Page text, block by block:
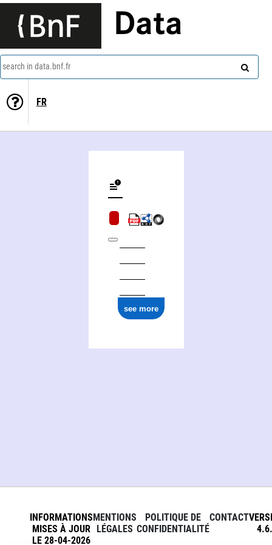
Data
search in data.bnf.fr
FR
see more
INFORMATIONS
MISES À JOUR
LE 28-04-2026
MENTIONS
LÉGALES
POLITIQUE DE
CONFIDENTIALITÉ
CONTACT